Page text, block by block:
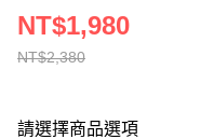
NT$2,380
NT$1,980
請選擇商品選項